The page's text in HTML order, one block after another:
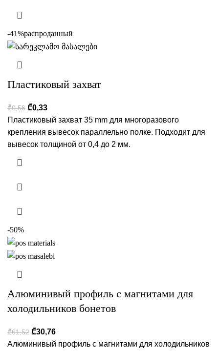
-41%распроданный
Пластиковый захват
₾0,56 ₾0,33
Пластиковый захват 35 mm для многоразового
крепления вывесок параллельно полке. Подходит для
вывесок толщиной от 0,4 до 2 мм.
-50%
Алюминивый профиль с магнитами для
холодильников бонетов
₾61,52 ₾30,76
Алюминивый профиль с магнитами для холодильников